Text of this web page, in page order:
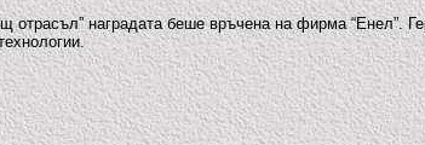
отрасъл” наградата беше връчена на фирма “Енел”.